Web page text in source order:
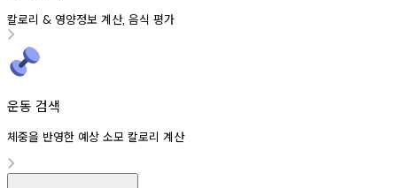
칼로리 & 영양정보 계산, 음식 평가
운동 검색
체중을 반영한 예상 소모 칼로리 계산